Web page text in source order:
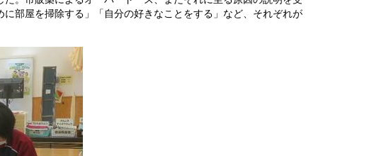
部屋を掃除する」「自分の好きなことをする」など、それぞれが